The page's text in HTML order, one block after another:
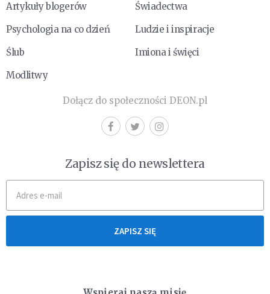
Artykuły blogerów
Świadectwa
Psychologia na co dzień
Ludzie i inspiracje
Ślub
Imiona i święci
Modlitwy
Dołącz do społeczności DEON.pl
Zapisz się do newslettera
ZAPISZ SIĘ